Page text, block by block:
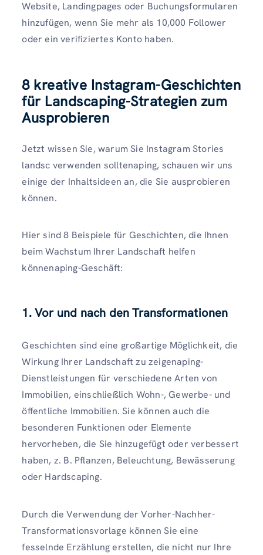
Website, Landingpages oder Buchungsformularen
hinzufügen, wenn Sie mehr als 10,000 Follower
oder ein verifiziertes Konto haben.
8 kreative Instagram-Geschichten
für Landscaping-Strategien zum
Ausprobieren
Jetzt wissen Sie, warum Sie Instagram Stories
landsc verwenden solltenaping, schauen wir uns
einige der Inhaltsideen an, die Sie ausprobieren
können.
Hier sind 8 Beispiele für Geschichten, die Ihnen
beim Wachstum Ihrer Landschaft helfen
könnenaping-Geschäft:
1. Vor und nach den Transformationen
Geschichten sind eine großartige Möglichkeit, die
Wirkung Ihrer Landschaft zu zeigenaping-
Dienstleistungen für verschiedene Arten von
Immobilien, einschließlich Wohn-, Gewerbe- und
öffentliche Immobilien. Sie können auch die
besonderen Funktionen oder Elemente
hervorheben, die Sie hinzugefügt oder verbessert
haben, z. B. Pflanzen, Beleuchtung, Bewässerung
oder Hardscaping.
Durch die Verwendung der Vorher-Nachher-
Transformationsvorlage können Sie eine
fesselnde Erzählung erstellen, die nicht nur Ihre